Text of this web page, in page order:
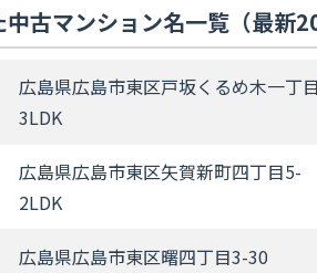
中古マンション名一覧（最新
広島県広島市東区戸坂くるめ木一丁
3LDK
広島県広島市東区矢賀新町四丁目5-
2LDK
広島県広島市東区曙四丁目3-30